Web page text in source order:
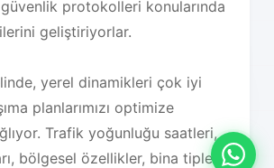
protokolleri konularında
geliştiriyorlar.
yerel dinamikleri çok iyi
planlarımızı optimize
Trafik yoğunluğu saatleri,
bölgesel özellikler, bina tipleri,